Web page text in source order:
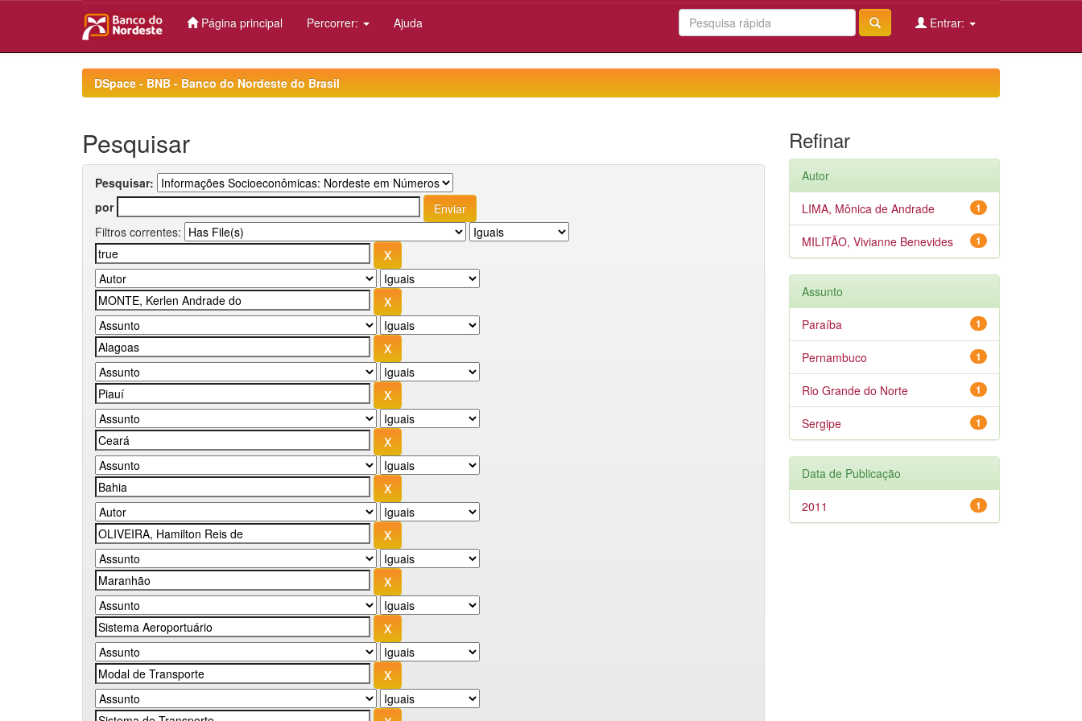
Página principal Percorrer: Ajuda Entrar:
DSpace - BNB - Banco do Nordeste do Brasil
Pesquisar
Pesquisar:
por
Filtros correntes:
Refinar
Autor
1
LIMA, Mônica de Andrade
1
MILITÃO, Vivianne Benevides
Assunto
1
Paraíba
1
Pernambuco
1
Rio Grande do Norte
1
Sergipe
Data de Publicação
1
2011